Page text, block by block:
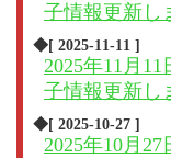
子情報更新し
◆[ 2025-11-11 ]
2025年11月
子情報更新し
◆[ 2025-10-27 ]
2025年10月